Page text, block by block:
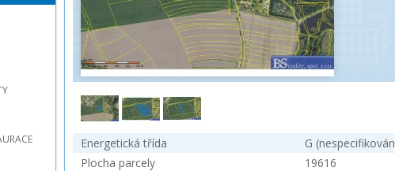
Energetická třída
G
Plocha parcely
19616